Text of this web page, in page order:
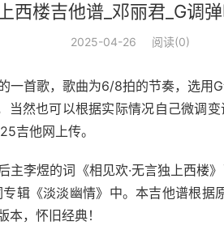
西楼吉他谱_邓丽君_G调
2025-04-26 阅读(0)
一首歌，歌曲为6/8拍的节奏，选用
当然也可以根据实际情况自己微调
吉他网上传。
主李煜的词《相见欢·无言独上西楼
辑《淡淡幽情》中。本吉他谱根据
，怀旧经典！